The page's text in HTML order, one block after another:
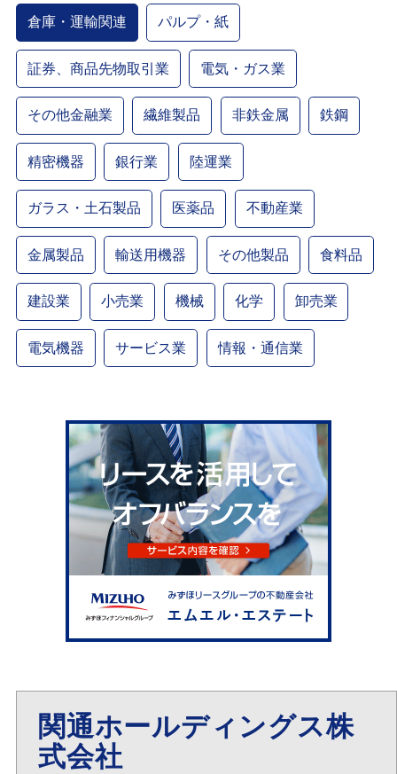
倉庫・運輸関連 パルプ・紙
証券、商品先物取引業 電気・ガス業
その他金融業 繊維製品 非鉄金属 鉄鋼
精密機器 銀行業 陸運業
ガラス・土石製品 医薬品 不動産業
金属製品 輸送用機器 その他製品 食料品
建設業 小売業 機械 化学 卸売業
電気機器 サービス業 情報・通信業
関通ホールディングス株
式会社